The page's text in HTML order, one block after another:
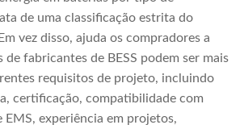
de uma classificação estrita do
vez disso, ajuda os compradores a
fabricantes de BESS podem ser mais
requisitos de projeto, incluindo
certificação, compatibilidade com
experiência em projetos,